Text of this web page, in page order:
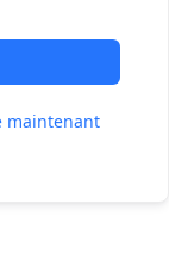
maintenant